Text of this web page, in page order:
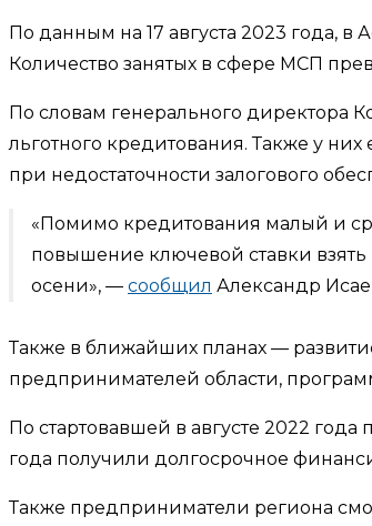
По данным на 17 августа 2023 года, в
Количество занятых в сфере МСП
По словам генерального
льготного кредитования. Также у
при недостаточности залогового
«Помимо кредитования малый и
повышение ключевой ставки
осени», — сообщил Александр
Также в ближайших планах —
предпринимателей области,
По стартовавшей в августе 2022
года получили долгосрочное
Также предприниматели региона